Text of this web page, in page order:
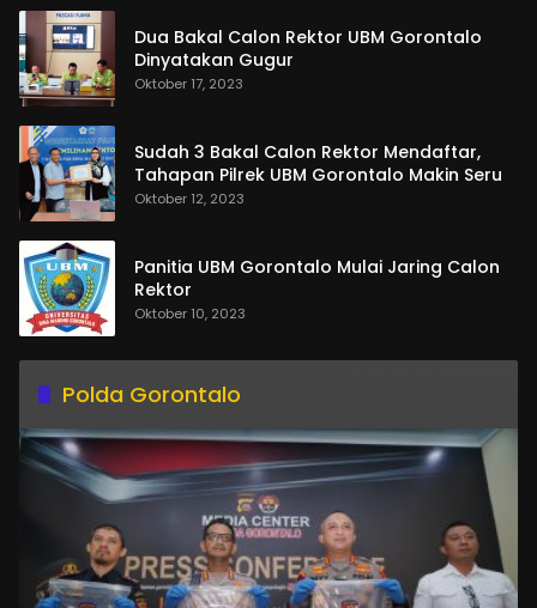
Dua Bakal Calon Rektor UBM Gorontalo
Dinyatakan Gugur
Oktober 17, 2023
Sudah 3 Bakal Calon Rektor Mendaftar,
Tahapan Pilrek UBM Gorontalo Makin Seru
Oktober 12, 2023
Panitia UBM Gorontalo Mulai Jaring Calon
Rektor
Oktober 10, 2023
Polda Gorontalo